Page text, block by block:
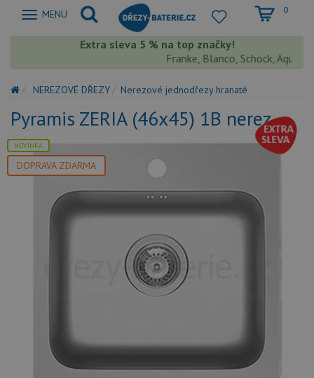
Zobrazit
MENU 0
Extra sleva 5 % na top značky!
Franke, Blanco, Schock,
NEREZOVÉ DŘEZY Nerezové jednodřezy hranaté
Pyramis ZERIA (46x45) 1B nerez
NOVINKA
DOPRAVA ZDARMA